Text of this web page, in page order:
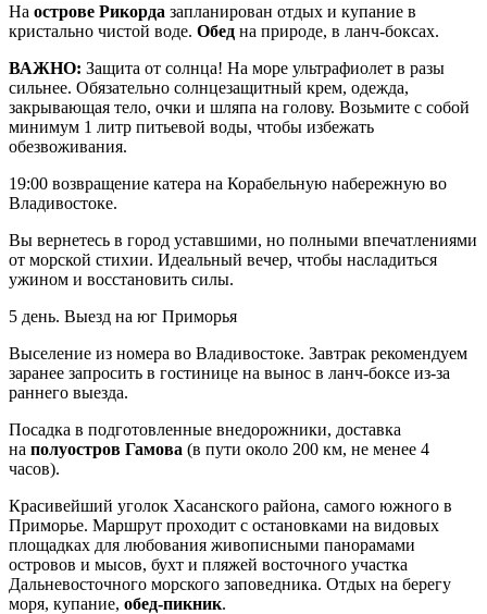
На острове Рикорда запланирован отдых и купание в
кристально чистой воде. Обед на природе, в ланч-боксах.
ВАЖНО: Защита от солнца! На море ультрафиолет в разы
сильнее. Обязательно солнцезащитный крем, одежда,
закрывающая тело, очки и шляпа на голову. Возьмите с собой
минимум 1 литр питьевой воды, чтобы избежать
обезвоживания.
19:00 возвращение катера на Корабельную набережную во
Владивостоке.
Вы вернетесь в город уставшими, но полными впечатлениями
от морской стихии. Идеальный вечер, чтобы насладиться
ужином и восстановить силы.
5 день. Выезд на юг Приморья
Выселение из номера во Владивостоке. Завтрак рекомендуем
заранее запросить в гостинице на вынос в ланч-боксе из-за
раннего выезда.
Посадка в подготовленные внедорожники, доставка
на полуостров Гамова (в пути около 200 км, не менее 4
часов).
Красивейший уголок Хасанского района, самого южного в
Приморье. Маршрут проходит с остановками на видовых
площадках для любования живописными панорамами
островов и мысов, бухт и пляжей восточного участка
Дальневосточного морского заповедника. Отдых на берегу
моря, купание, обед-пикник.